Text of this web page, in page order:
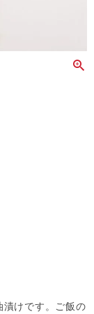
漬けです。ご飯の